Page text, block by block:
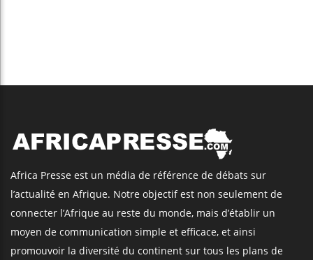
Africa Presse est un média de référence de débats sur
l’actualité en Afrique. Notre objectif est non seulement de
connecter l’Afrique au reste du monde, mais d’établir un
moyen de communication simple et efficace, et ainsi
promouvoir la diversité du continent sur tous les plans de